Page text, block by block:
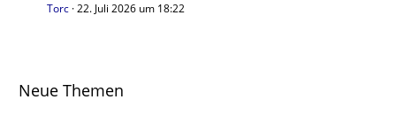
Torc 22. Juli 2026 um 18:22
Neue Themen